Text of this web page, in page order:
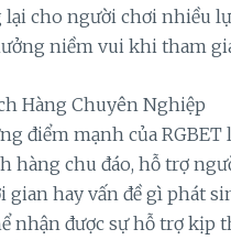
cho người chơi nhiều
niềm vui khi tham
Hàng Chuyên Nghiệp
điểm mạnh của RGBET
hàng chu đáo, hỗ trợ
gian hay vấn đề gì phát
nhận được sự hỗ trợ kịp